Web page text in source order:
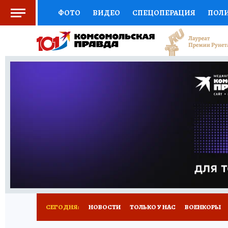
ФОТО ВИДЕО СПЕЦОПЕРАЦИЯ
СОЦПОДДЕРЖКА НАУКА СПОРТ
ВЫБОР ЭКСПЕРТОВ ДОКТОР
ПРОГНОЗЫ НА СПОРТ
НОВОЕ
СЕГОДНЯ: НОВОСТИ ТОЛЬКО У НАС ВОЕНКОРЫ